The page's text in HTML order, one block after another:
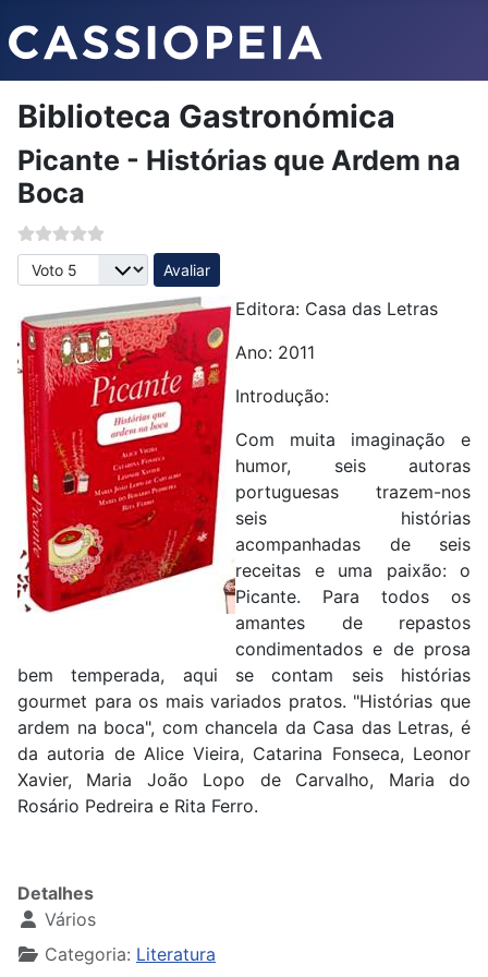
Biblioteca Gastronómica
Picante - Histórias que Ardem na
Boca
Avalie, por favor
Editora: Casa das Letras
Ano: 2011
Introdução:
Com muita imaginação e
humor, seis autoras
portuguesas trazem-nos
seis histórias
acompanhadas de seis
receitas e uma paixão: o
Picante. Para todos os
amantes de repastos
condimentados e de prosa
bem temperada, aqui se contam seis histórias
gourmet para os mais variados pratos. "Histórias que
ardem na boca", com chancela da Casa das Letras, é
da autoria de Alice Vieira, Catarina Fonseca, Leonor
Xavier, Maria João Lopo de Carvalho, Maria do
Rosário Pedreira e Rita Ferro.
Detalhes
Vários
Categoria: Literatura